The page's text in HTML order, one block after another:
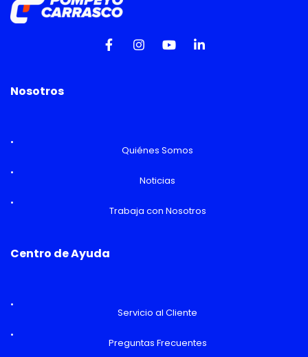
Nosotros
Quiénes Somos
Noticias
Trabaja con Nosotros
Centro de Ayuda
Servicio al Cliente
Preguntas Frecuentes